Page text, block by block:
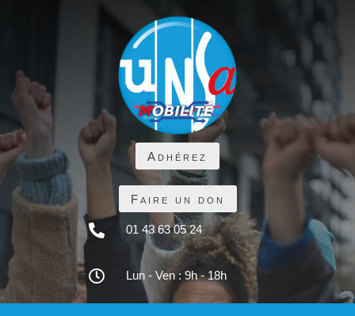
Adhérez
Faire un don
 01 43 63 05 24
 Lun - Ven : 9h - 18h